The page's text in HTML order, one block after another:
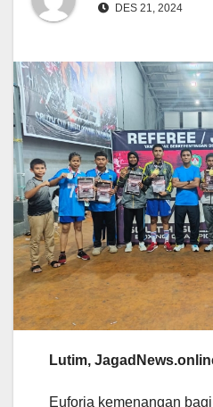
DES 21, 2024
Lutim,
Euforia kemenangan